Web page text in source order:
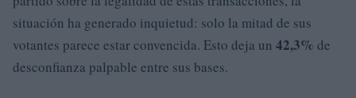
situación ha generado inquietud: solo la mitad de sus
votantes parece estar convencida. Esto deja un 42,3% de
desconfianza palpable entre sus bases.